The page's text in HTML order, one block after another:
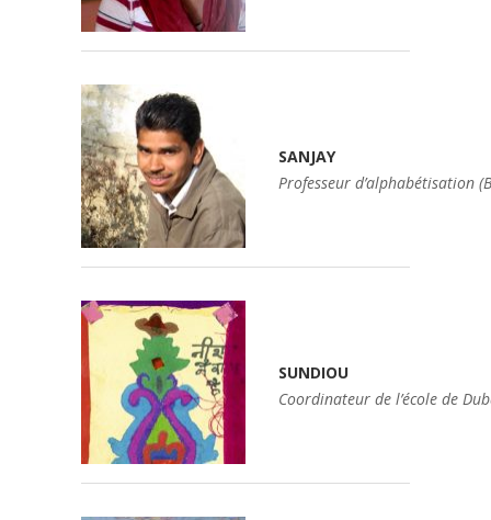
SANJAY
Professeur d’alphabétisation
SUNDIOU
Coordinateur de l’école de